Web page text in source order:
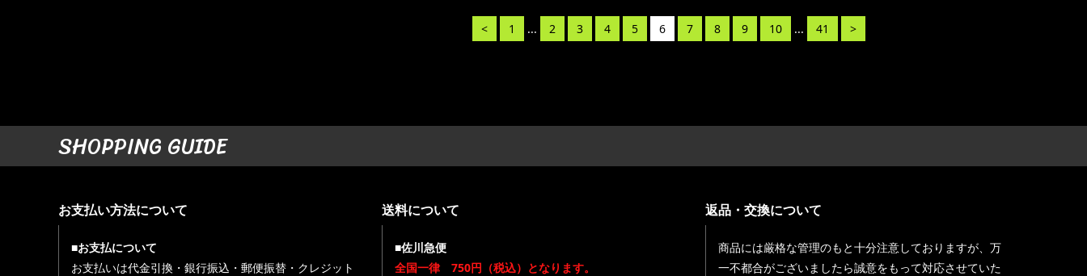
< 1 ... 2 3 4 5 6 7 8 9 10 ... 41 >
SHOPPING GUIDE
お支払い方法について
■お支払について
お支払いは代金引換・銀行振込・郵便振替・クレジット
送料について
■佐川急便
全国一律 750円（税込）となります。
返品・交換について
商品には厳格な管理のもと十分注意しておりますが、万
一不都合がございましたら誠意をもって対応させていた